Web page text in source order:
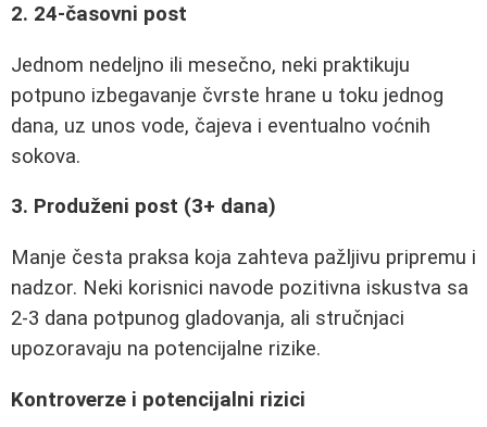
2. 24-časovni post
Jednom nedeljno ili mesečno, neki praktikuju
potpuno izbegavanje čvrste hrane u toku jednog
dana, uz unos vode, čajeva i eventualno voćnih
sokova.
3. Produženi post (3+ dana)
Manje česta praksa koja zahteva pažljivu pripremu i
nadzor. Neki korisnici navode pozitivna iskustva sa
2-3 dana potpunog gladovanja, ali stručnjaci
upozoravaju na potencijalne rizike.
Kontroverze i potencijalni rizici